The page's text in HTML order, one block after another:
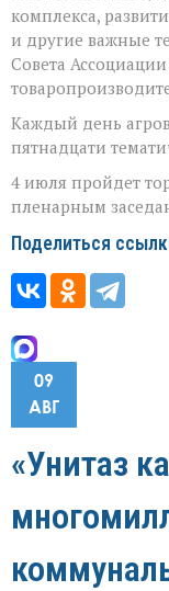
комплекса,
и другие важные
Совета
Каждый день
пятнадцати
4 июля пройдет
пленарным
Поделиться
09
АВГ
«Унитаз